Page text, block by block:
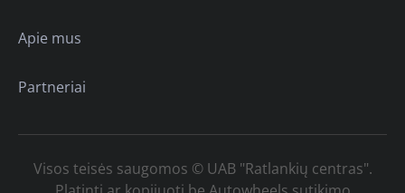
Apie mus
Partneriai
Visos teisės saugomos © UAB "Ratlankių centras".